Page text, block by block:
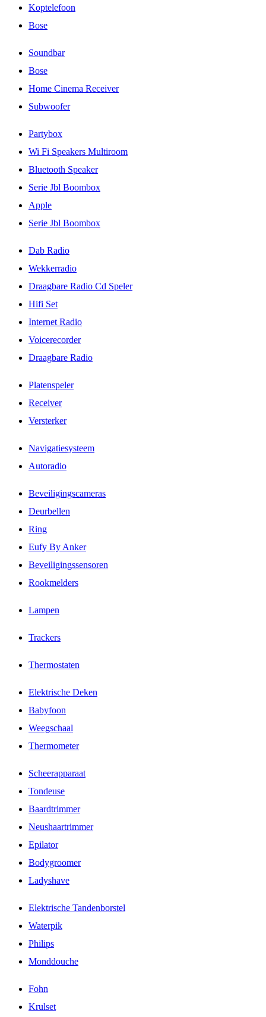
Koptelefoon
Bose
Soundbar
Bose
Home Cinema Receiver
Subwoofer
Partybox
Wi Fi Speakers Multiroom
Bluetooth Speaker
Serie Jbl Boombox
Apple
Serie Jbl Boombox
Dab Radio
Wekkerradio
Draagbare Radio Cd Speler
Hifi Set
Internet Radio
Voicerecorder
Draagbare Radio
Platenspeler
Receiver
Versterker
Navigatiesysteem
Autoradio
Beveiligingscameras
Deurbellen
Ring
Eufy By Anker
Beveiligingssensoren
Rookmelders
Lampen
Trackers
Thermostaten
Elektrische Deken
Babyfoon
Weegschaal
Thermometer
Scheerapparaat
Tondeuse
Baardtrimmer
Neushaartrimmer
Epilator
Bodygroomer
Ladyshave
Elektrische Tandenborstel
Waterpik
Philips
Monddouche
Fohn
Krulset